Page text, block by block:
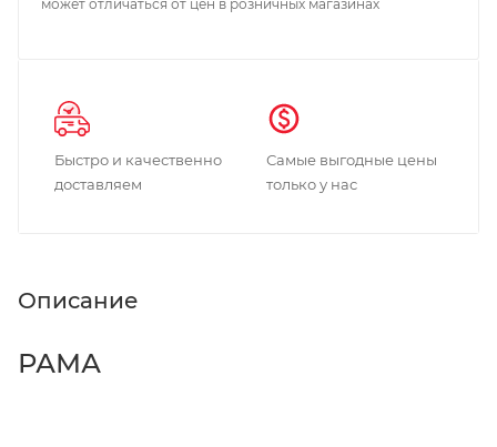
может отличаться от цен в розничных магазинах
Быстро и качественно
доставляем
Самые выгодные цены
только у нас
Описание
РАМА